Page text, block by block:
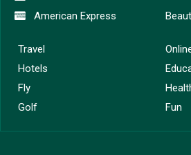
American Express
Travel
Hotels
Fly
Golf
Fun